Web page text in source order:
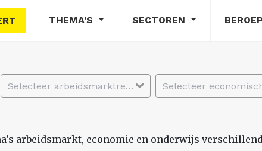
THEMA'S SECTOREN
Selecteer arbeidsmarktregio
arbeidsmarkt, economie en onderwijs